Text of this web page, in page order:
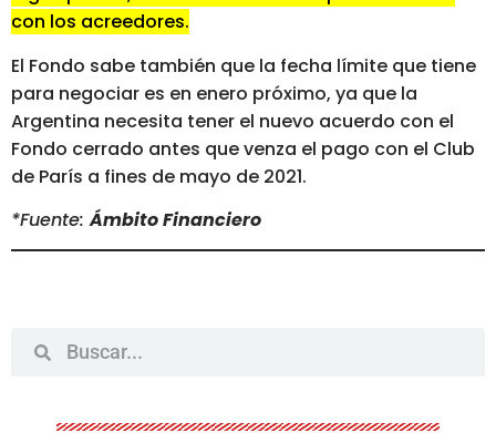
con los acreedores.
El Fondo sabe también que la fecha límite que tiene
para negociar es en enero próximo, ya que la
Argentina necesita tener el nuevo acuerdo con el
Fondo cerrado antes que venza el pago con el Club
de París a fines de mayo de 2021.
*Fuente:Ámbito Financiero